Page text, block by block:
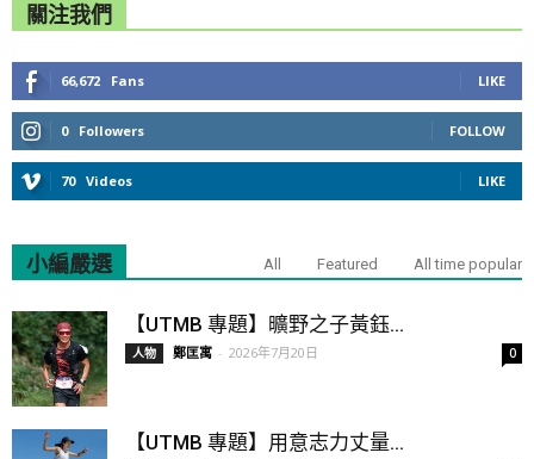
關注我們
66,672 Fans LIKE
0 Followers FOLLOW
70 Videos LIKE
小編嚴選 All Featured All time popular
【UTMB 專題】曠野之子黃鈺...
人物 鄭匡寓 - 2026年7月20日 0
【UTMB 專題】用意志力丈量...